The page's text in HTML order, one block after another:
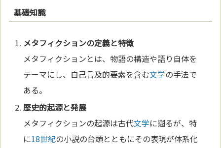
基礎知識
メタフィクションの定義と特徴
メタフィクションとは、物語の構造や語り自体を
テーマにし、自己言及的要素を含む文学の手法で
ある。
歴史的起源と発展
メタフィクションの起源は古代文学に遡るが、特
に18世紀の小説の台頭とともにその表現が体系化